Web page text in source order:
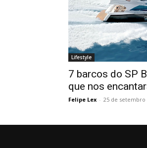
Lifestyle
7 barcos do SP
que nos
Felipe Lex - 25 de setembro